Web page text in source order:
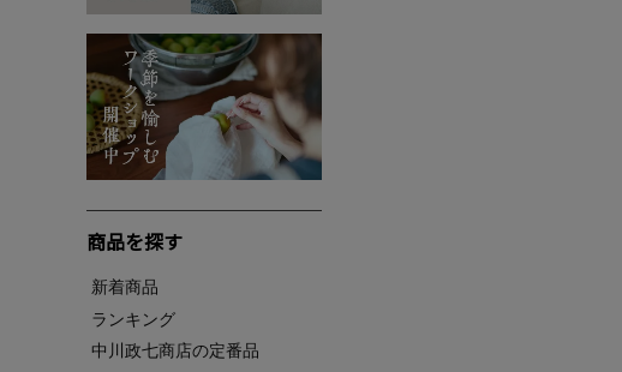
商品を探す
新着商品
ランキング
中川政七商店の定番品